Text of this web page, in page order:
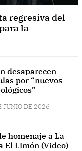
regresiva del
la
desaparecen
por “nuevos
JUNIO DE 2026
homenaje a La
El Limón (Video)